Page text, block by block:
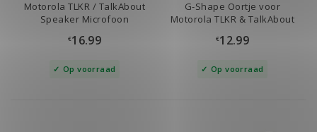
Motorola TLKR / TalkAbout
Speaker Microfoon
€16.99
Op voorraad
G-Shape Oortje voor
Motorola TLKR & TalkAbout
€12.99
Op voorraad